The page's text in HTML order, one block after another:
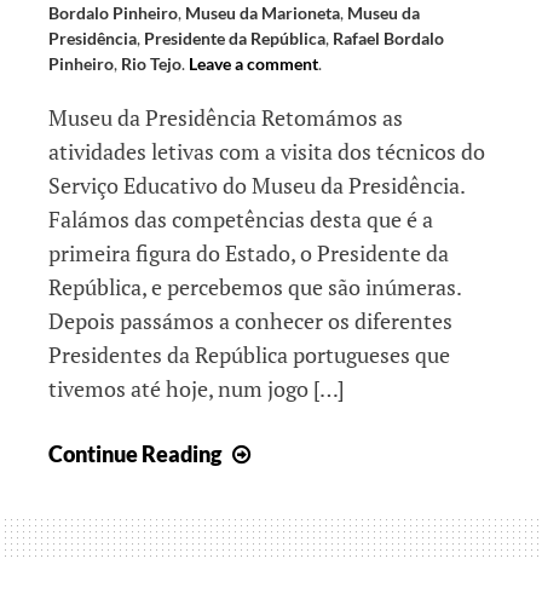
Bordalo Pinheiro, Museu da Marioneta, Museu da
Presidência, Presidente da República, Rafael Bordalo
Pinheiro, Rio Tejo. Leave a comment.
Museu da Presidência Retomámos as
atividades letivas com a visita dos técnicos do
Serviço Educativo do Museu da Presidência.
Falámos das competências desta que é a
primeira figura do Estado, o Presidente da
República, e percebemos que são inúmeras.
Depois passámos a conhecer os diferentes
Presidentes da República portugueses que
tivemos até hoje, num jogo […]
Continue Reading
ao
final